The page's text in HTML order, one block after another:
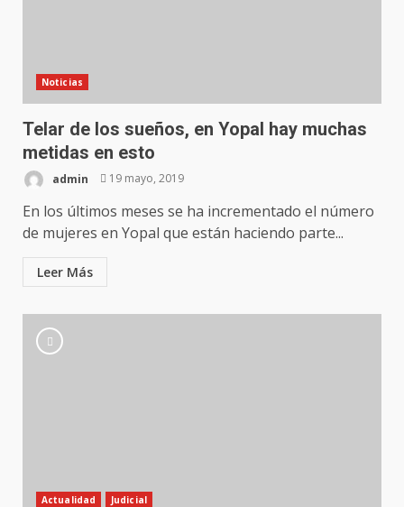
Noticias
Telar de los sueños, en Yopal hay muchas
metidas en esto
admin 19 mayo, 2019
En los últimos meses se ha incrementado el número
de mujeres en Yopal que están haciendo parte...
Leer Más
Actualidad Judicial